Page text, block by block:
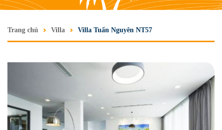
Trang chủ Villa Villa Tuấn Nguyên NT57